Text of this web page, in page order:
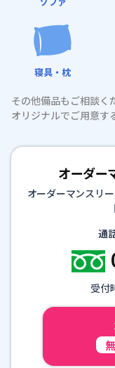
寝具・枕
その他備品もご相談く
オリジナルでご用意す
オーダー
オーダーマンスリ
通
受付